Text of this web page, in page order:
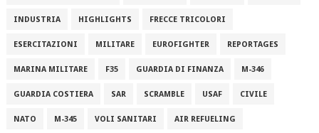
INDUSTRIA HIGHLIGHTS FRECCE TRICOLORI
ESERCITAZIONI MILITARE EUROFIGHTER REPORTAGES
MARINA MILITARE F35 GUARDIA DI FINANZA M-346
GUARDIA COSTIERA SAR SCRAMBLE USAF CIVILE
NATO M-345 VOLI SANITARI AIR REFUELING